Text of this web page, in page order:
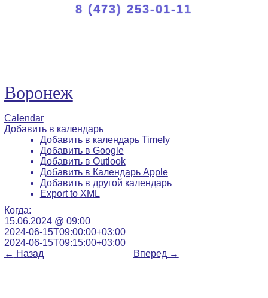
8 (473) 253-01-11
Воронеж
Calendar
Добавить в календарь
Добавить в календарь Timely
Добавить в Google
Добавить в Outlook
Добавить в Календарь Apple
Добавить в другой календарь
Export to XML
Когда:
15.06.2024 @ 09:00
2024-06-15T09:00:00+03:00
2024-06-15T09:15:00+03:00
← Назад Вперед →